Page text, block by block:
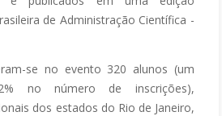
de Administração Científica -
se no evento 320 alunos (um
no número de inscrições),
dos estados do Rio de Janeiro,